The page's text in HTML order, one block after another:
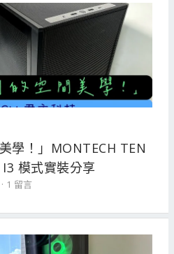
學！」MONTECH TEN
模式實裝分享
1 留言